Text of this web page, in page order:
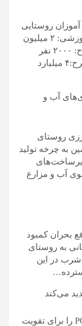
روستایی
محروم بلوچستان هزینه تهیه هر بسته کامل آموزشی: ۲ میلیون
تومان تعداد دانش‌آموزان تحت پوشش این طرح: ۲۰۰۰ نفر
میزان مشارکت مورد نیاز برای اجرای کامل طرح:۴ میلیارد
آب و
روستای
بیش از ۲۰ هکتار زمین به چرخه تولید
آب و مزارع
بحران کمبود
به روستای
در این
می‌کند
اینستاگرام قصد دارد سیستم رتبه‌بندی PG-۱۳ را برای تقویت